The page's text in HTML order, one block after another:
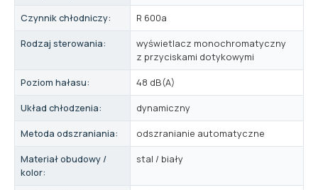
Czynnik chłodniczy:
R 600a
Rodzaj sterowania:
wyświetlacz monochromatyczny
z przyciskami dotykowymi
Poziom hałasu:
48 dB(A)
Układ chłodzenia:
dynamiczny
Metoda odszraniania:
odszranianie automatyczne
Materiał obudowy /
kolor:
stal / biały